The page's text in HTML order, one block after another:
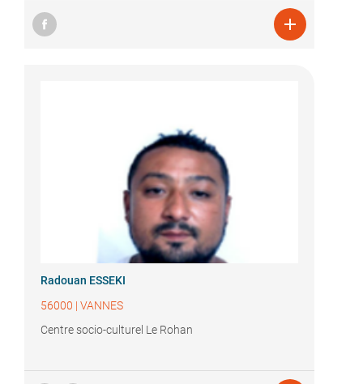

Radouan ESSEKI
56000 | VANNES
Centre socio-culturel Le Rohan